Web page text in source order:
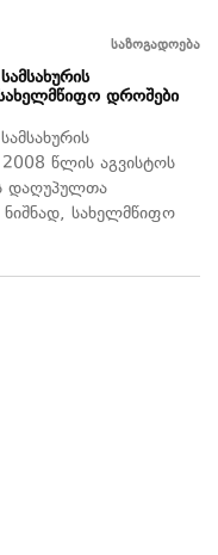
საზოგადოება
დროშები
წლის აგვისტოს
დაღუპულთა
ნიშნად, სახელმწიფო